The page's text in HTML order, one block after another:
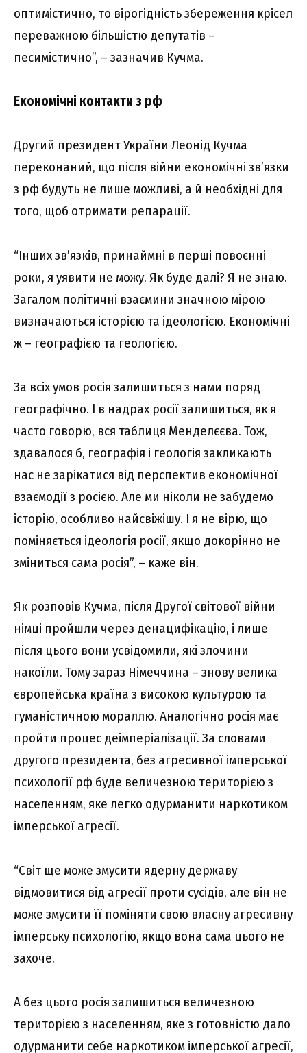
оптимістично, то вірогідність збереження крісел
переважною більшістю депутатів –
песимістично”, – зазначив Кучма.
Економічні контакти з рф
Другий президент України Леонід Кучма
переконаний, що після війни економічні зв’язки
з рф будуть не лише можливі, а й необхідні для
того, щоб отримати репарації.
“Інших зв’язків, принаймні в перші повоєнні
роки, я уявити не можу. Як буде далі? Я не знаю.
Загалом політичні взаємини значною мірою
визначаються історією та ідеологією. Економічні
ж – географією та геологією.
За всіх умов росія залишиться з нами поряд
географічно. І в надрах росії залишиться, як я
часто говорю, вся таблиця Менделєєва. Тож,
здавалося б, географія і геологія закликають
нас не зарікатися від перспектив економічної
взаємодії з росією. Але ми ніколи не забудемо
історію, особливо найсвіжішу. І я не вірю, що
поміняється ідеологія росії, якщо докорінно не
зміниться сама росія”, – каже він.
Як розповів Кучма, після Другої світової війни
німці пройшли через денацифікацію, і лише
після цього вони усвідомили, які злочини
накоїли. Тому зараз Німеччина – знову велика
європейська країна з високою культурою та
гуманістичною мораллю. Аналогічно росія має
пройти процес деімперіалізації. За словами
другого президента, без агресивної імперської
психології рф буде величезною територією з
населенням, яке легко одурманити наркотиком
імперської агресії.
“Світ ще може змусити ядерну державу
відмовитися від агресії проти сусідів, але він не
може змусити її поміняти свою власну агресивну
імперську психологію, якщо вона сама цього не
захоче.
А без цього росія залишиться величезною
територією з населенням, яке з готовністю дало
одурманити себе наркотиком імперської агресії,